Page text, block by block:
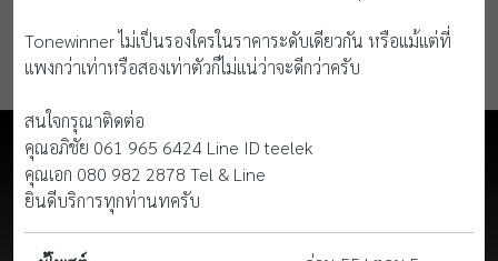
Tonewinner ไม่เป็นรองใครในราคาระดับเดียวกัน หรือแม้แต่ที่
แพงกว่าเท่าหรือสองเท่าตัวก็ไม่แน่ว่าจะดีกว่าครับ
สนใจกรุณาติดต่อ
คุณอภิชัย 061 965 6424 Line ID teelek
คุณเอก 080 982 2878 Tel & Line
ยินดีบริการทุกท่านทครับ